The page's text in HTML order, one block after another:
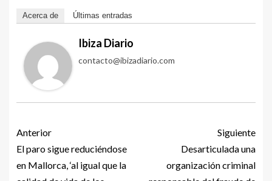
Acerca de Últimas entradas
Ibiza Diario
contacto@ibizadiario.com
Anterior
El paro sigue reduciéndose
en Mallorca, ‘al igual que la
Siguiente
Desarticulada una
organización criminal